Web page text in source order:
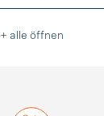
+ alle öffnen